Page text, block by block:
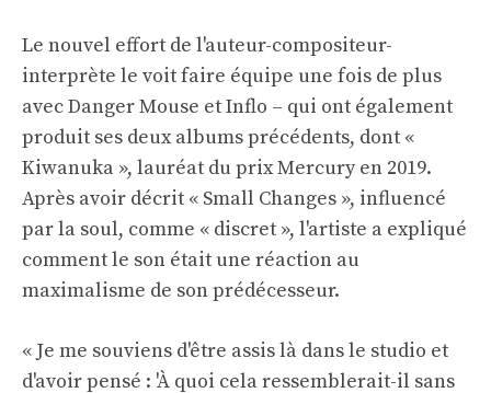
Le nouvel effort de l'auteur-compositeur-
interprète le voit faire équipe une fois de plus
avec Danger Mouse et Inflo – qui ont également
produit ses deux albums précédents, dont «
Kiwanuka », lauréat du prix Mercury en 2019.
Après avoir décrit « Small Changes », influencé
par la soul, comme « discret », l'artiste a expliqué
comment le son était une réaction au
maximalisme de son prédécesseur.
« Je me souviens d'être assis là dans le studio et
d'avoir pensé : 'À quoi cela ressemblerait-il sans